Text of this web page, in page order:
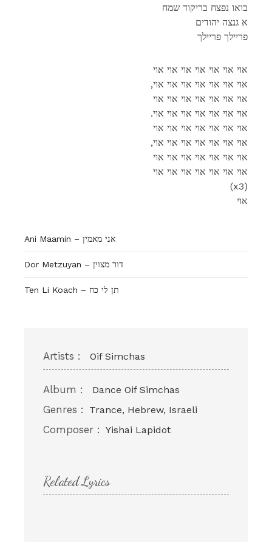
בואו נפצח בריקוד שמח
א גנצה יהודים
פריילך פריילך
אוי אוי אוי אוי אוי אוי אוי
,אוי אוי אוי אוי אוי אוי אוי
אוי אוי אוי אוי אוי אוי אוי
.אוי אוי אוי אוי אוי אוי אוי
אוי אוי אוי אוי אוי אוי אוי
,אוי אוי אוי אוי אוי אוי אוי
אוי אוי אוי אוי אוי אוי אוי
אוי אוי אוי אוי אוי אוי אוי
(x3)
אוי
Ani Maamin – אני מאמין
Dor Metzuyan – דור מצוין
Ten Li Koach – תן לי כח
Artists : Oif Simchas
Album : Dance Oif Simchas
Genres : Trance, Hebrew, Israeli
Composer : Yishai Lapidot
Related Lyrics